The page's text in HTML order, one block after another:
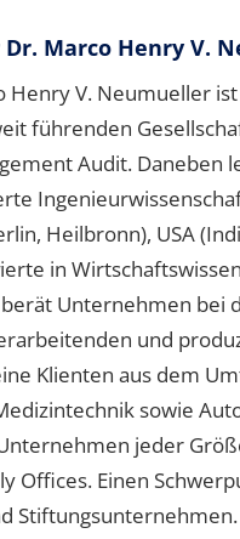
Dr. Marco Henry V.
Henry V. Neumueller
führenden
Audit. Daneben
Heilbronn), USA
in
Unternehmen bei
und
Klienten aus dem
sowie
jeder
Offices. Einen